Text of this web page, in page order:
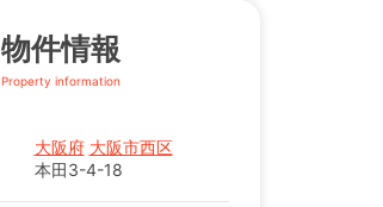
物件情報
Property information
大阪府 大阪市西区
本田3-4-18